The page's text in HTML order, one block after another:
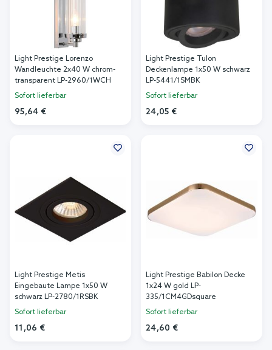
Light Prestige Lorenzo
Wandleuchte 2x40 W chrom-
transparent LP-2960/1WCH
Sofort lieferbar
95,64 €
Light Prestige Tulon
Deckenlampe 1x50 W schwarz
LP-5441/1SMBK
Sofort lieferbar
24,05 €
Light Prestige Metis
Eingebaute Lampe 1x50 W
schwarz LP-2780/1RSBK
Sofort lieferbar
11,06 €
Light Prestige Babilon Decke
1x24 W gold LP-
335/1CM4GDsquare
Sofort lieferbar
24,60 €